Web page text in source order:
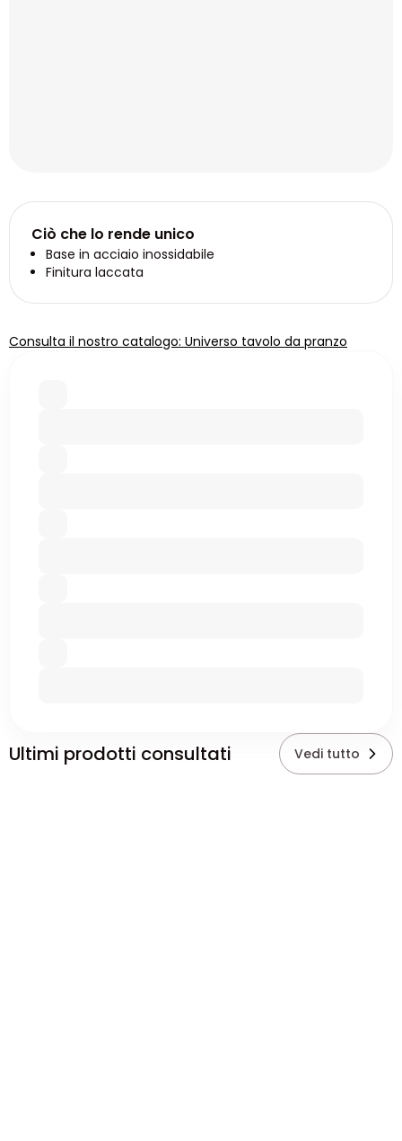
Ciò che lo rende unico
Base in acciaio inossidabile
Finitura laccata
Consulta il nostro catalogo: Universo tavolo da pranzo
Ultimi prodotti consultati Vedi tutto